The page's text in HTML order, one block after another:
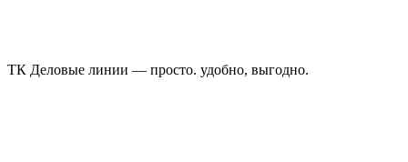
ТК Деловые линии — просто. удобно, выгодно.